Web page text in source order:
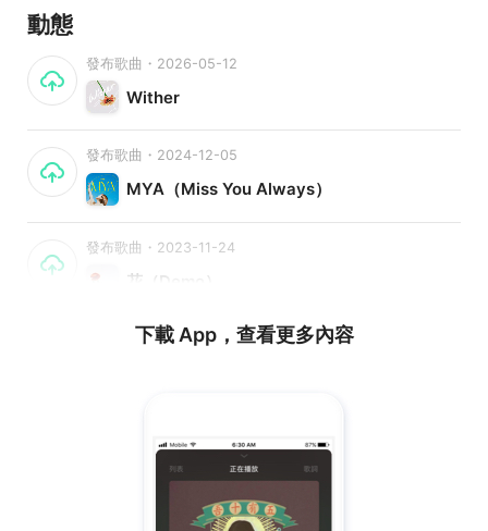
動態
發布歌曲・2026-05-12
Wither
發布歌曲・2024-12-05
MYA（Miss You Always）
發布歌曲・2023-11-24
花（Demo）
下載 App，查看更多內容